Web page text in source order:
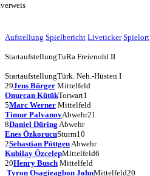
Aufstellung Spielbericht Liveticker Spielort
StartaufstellungTuRa Freienohl II
StartaufstellungTürk. Neh.-Hüsten I
29Jens Bürger Mittelfeld
Onurcan KütükTorwart1
5Marc Werner Mittelfeld
Timur PalvanovAbwehr21
8Daniel Düring Abwehr
Enes ÖzkorucuSturm10
2Sebastian PöttgenAbwehr
Kubilay ÖzcelepMittelfeld6
20Henry Busch Mittelfeld
Tyron Osagieagbon JohnMittelfeld20